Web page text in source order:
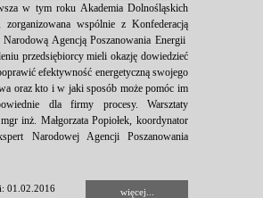
w tym roku Akademia Dolnośląskich
zorganizowana wspólnie z Konfederacją
Agencją Poszanowania Energii
przedsiębiorcy mieli okazję dowiedzieć
efektywność energetyczną swojego
oraz kto i w jaki sposób może pomóc im
dla firmy procesy. Warsztaty
inż. Małgorzata Popiołek, koordynator
Narodowej Agencji Poszanowania
01.02.2016 więcej...